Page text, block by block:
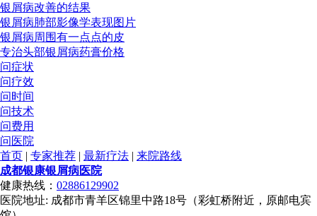
银屑病改善的结果
银屑病肺部影像学表现图片
银屑病周围有一点点的皮
专治头部银屑病药膏价格
问症状
问疗效
问时间
问技术
问费用
问医院
首页 | 专家推荐 | 最新疗法 | 来院路线
成都银康银屑病医院
健康热线： 02886129902
医院地址: 成都市青羊区锦里中路18号（彩虹桥附近，原邮电宾